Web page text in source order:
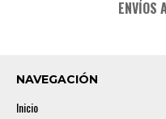
ENVÍOS
NAVEGACIÓN
Inicio